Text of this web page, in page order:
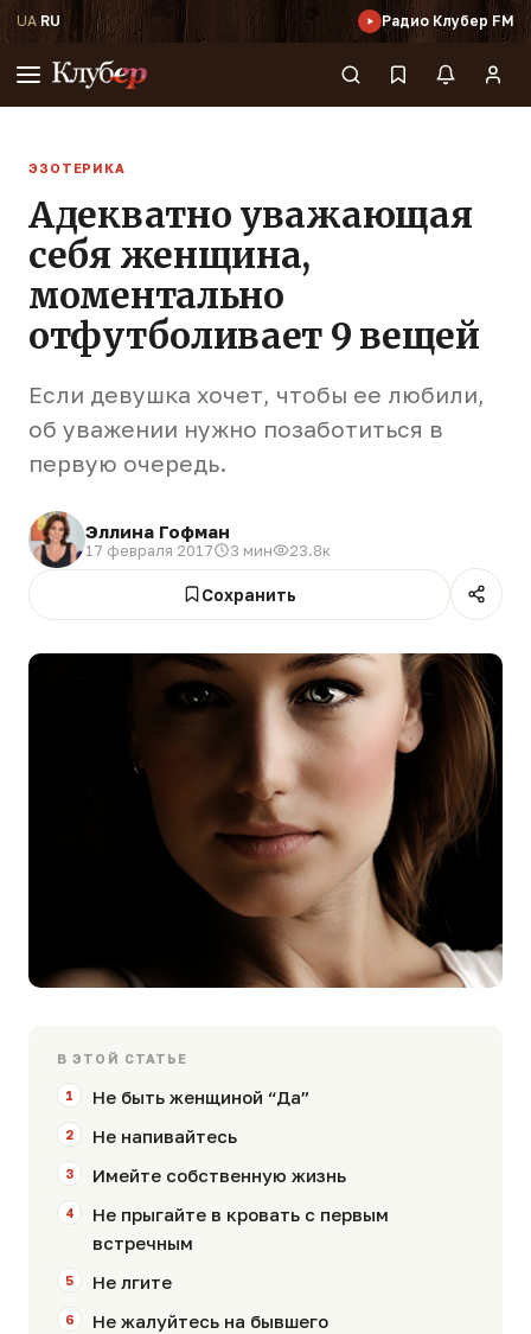
UA·RU Радио Клубер FM
ЭЗОТЕРИКА
Адекватно уважающая
себя женщина,
моментально
отфутболивает 9 вещей
Если девушка хочет, чтобы ее любили,
об уважении нужно позаботиться в
первую очередь.
Эллина Гофман
17 февраля 2017 3 мин 23.8к
Сохранить
В ЭТОЙ СТАТЬЕ
Не быть женщиной “Да”
Не напивайтесь
Имейте собственную жизнь
Не прыгайте в кровать с первым
встречным
Не лгите
Не жалуйтесь на бывшего